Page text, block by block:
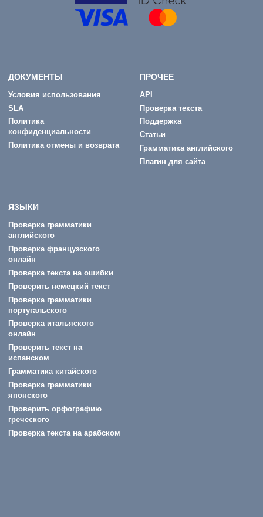
ДОКУМЕНТЫ
Условия использования
SLA
Политика
конфиденциальности
Политика отмены и возврата
ПРОЧЕЕ
API
Проверка текста
Поддержка
Статьи
Грамматика английского
Плагин для сайта
ЯЗЫКИ
Проверка грамматики
английского
Проверка французского
онлайн
Проверка текста на ошибки
Проверить немецкий текст
Проверка грамматики
португальского
Проверка итальяского
онлайн
Проверить текст на
испанском
Грамматика китайского
Проверка грамматики
японского
Проверить орфографию
греческого
Проверка текста на арабском